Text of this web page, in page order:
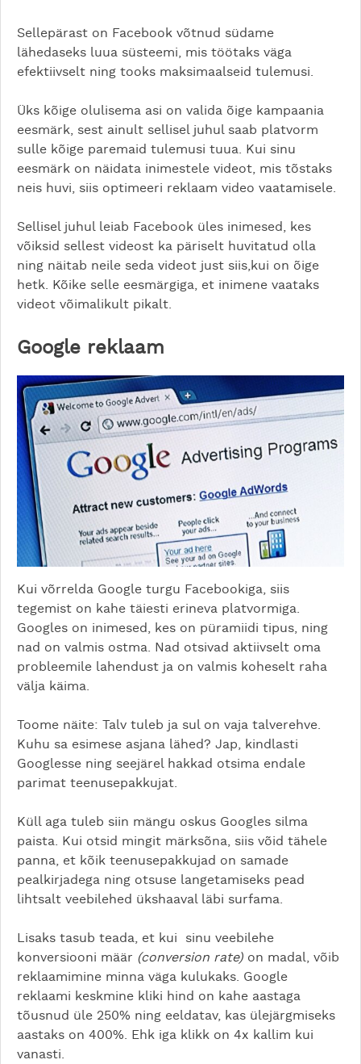
Sellepärast on Facebook võtnud südame
lähedaseks luua süsteemi, mis töötaks väga
efektiivselt ning tooks maksimaalseid tulemusi.
Üks kõige olulisema asi on valida õige kampaania
eesmärk, sest ainult sellisel juhul saab platvorm
sulle kõige paremaid tulemusi tuua. Kui sinu
eesmärk on näidata inimestele videot, mis tõstaks
neis huvi, siis optimeeri reklaam video vaatamisele.
Sellisel juhul leiab Facebook üles inimesed, kes
võiksid sellest videost ka päriselt huvitatud olla
ning näitab neile seda videot just siis,kui on õige
hetk. Kõike selle eesmärgiga, et inimene vaataks
videot võimalikult pikalt.
Google reklaam
Kui võrrelda Google turgu Facebookiga, siis
tegemist on kahe täiesti erineva platvormiga.
Googles on inimesed, kes on püramiidi tipus, ning
nad on valmis ostma. Nad otsivad aktiivselt oma
probleemile lahendust ja on valmis koheselt raha
välja käima.
Toome näite: Talv tuleb ja sul on vaja talverehve.
Kuhu sa esimese asjana lähed? Jap, kindlasti
Googlesse ning seejärel hakkad otsima endale
parimat teenusepakkujat.
Küll aga tuleb siin mängu oskus Googles silma
paista. Kui otsid mingit märksõna, siis võid tähele
panna, et kõik teenusepakkujad on samade
pealkirjadega ning otsuse langetamiseks pead
lihtsalt veebilehed ükshaaval läbi surfama.
Lisaks tasub teada, et kui sinu veebilehe
konversiooni määr (conversion rate) on madal, võib
reklaamimine minna väga kulukaks. Google
reklaami keskmine kliki hind on kahe aastaga
tõusnud üle 250% ning eeldatav, kas ülejärgmiseks
aastaks on 400%. Ehk iga klikk on 4x kallim kui
vanasti.